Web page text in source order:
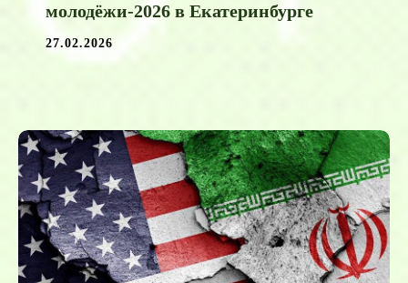
молодёжи-2026 в Екатеринбурге
27.02.2026